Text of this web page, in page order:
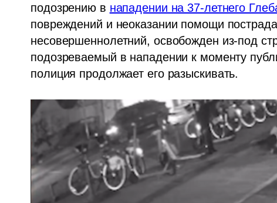
подозрению в нападении на 37-летнего
повреждений и неоказании помощи
несовершеннолетний, освобожден из-под
подозреваемый в нападении к моменту
полиция продолжает его разыскивать.